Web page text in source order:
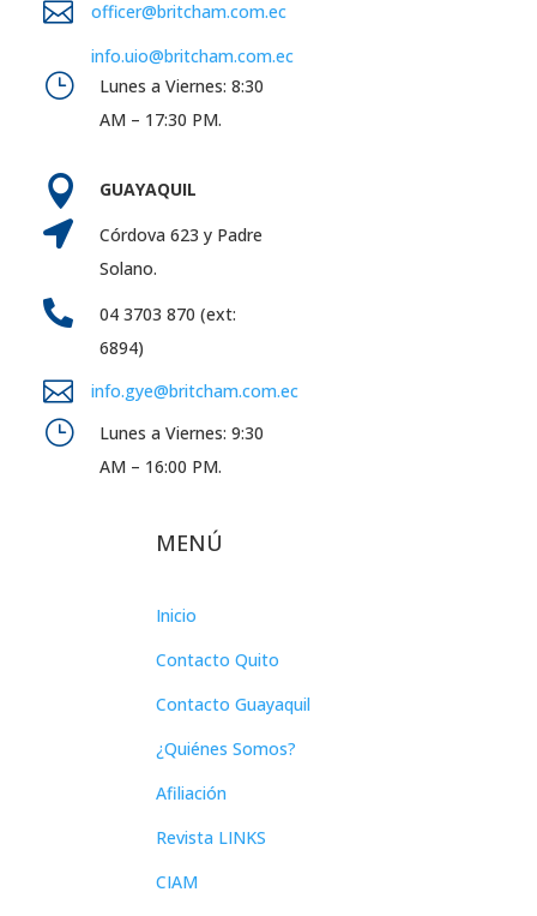

officer@britcham.com.ec
info.uio@britcham.com.ec
}
Lunes a Viernes: 8:30
AM – 17:30 PM.
 GUAYAQUIL

Córdova 623 y Padre
Solano.

04 3703 870 (ext:
6894)
 info.gye@britcham.com.ec
}
Lunes a Viernes: 9:30
AM – 16:00 PM.
MENÚ
Inicio
Contacto Quito
Contacto Guayaquil
¿Quiénes Somos?
Afiliación
Revista LINKS
CIAM